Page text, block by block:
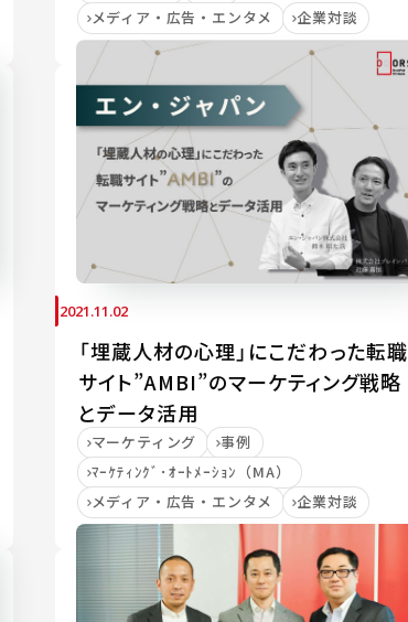
メディア・広告・エンタメ
企業対談
2021.11.02
「埋蔵人材の心理」にこだわった転職
サイト”AMBI”のマーケティング戦略
とデータ活用
マーケティング
事例
ﾏｰｹﾃｨﾝｸﾞ･ｵｰﾄﾒｰｼｮﾝ（MA）
メディア・広告・エンタメ
企業対談